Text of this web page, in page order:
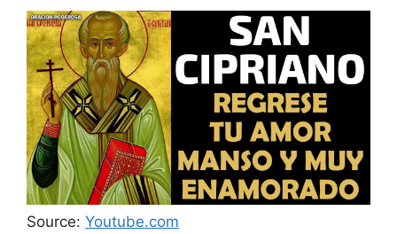
Source: Youtube.com